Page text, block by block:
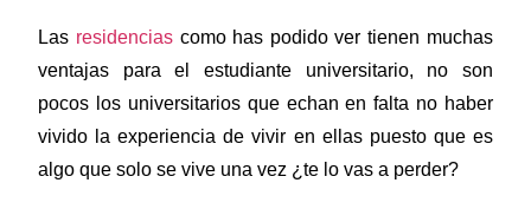
Las residencias como has podido ver tienen muchas
ventajas para el estudiante universitario, no son
pocos los universitarios que echan en falta no haber
vivido la experiencia de vivir en ellas puesto que es
algo que solo se vive una vez ¿te lo vas a perder?